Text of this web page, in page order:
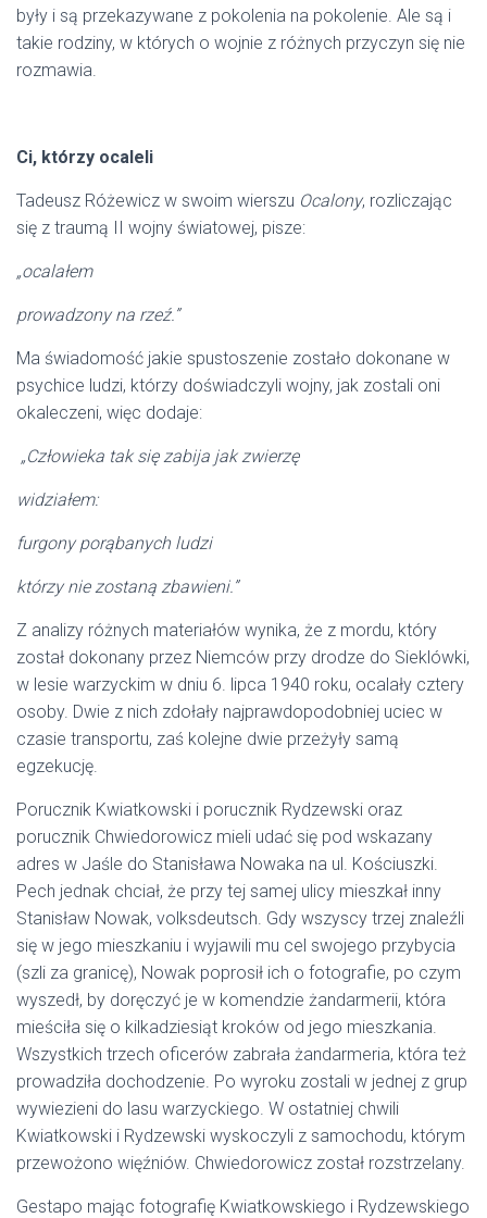
były i są przekazywane z pokolenia na pokolenie. Ale są i
takie rodziny, w których o wojnie z różnych przyczyn się nie
rozmawia.
Ci, którzy ocaleli
Tadeusz Różewicz w swoim wierszu Ocalony, rozliczając
się z traumą II wojny światowej, pisze:
„ocalałem
prowadzony na rzeź.”
Ma świadomość jakie spustoszenie zostało dokonane w
psychice ludzi, którzy doświadczyli wojny, jak zostali oni
okaleczeni, więc dodaje:
„Człowieka tak się zabija jak zwierzę
widziałem:
furgony porąbanych ludzi
którzy nie zostaną zbawieni.”
Z analizy różnych materiałów wynika, że z mordu, który
został dokonany przez Niemców przy drodze do Sieklówki,
w lesie warzyckim w dniu 6. lipca 1940 roku, ocalały cztery
osoby. Dwie z nich zdołały najprawdopodobniej uciec w
czasie transportu, zaś kolejne dwie przeżyły samą
egzekucję.
Porucznik Kwiatkowski i porucznik Rydzewski oraz
porucznik Chwiedorowicz mieli udać się pod wskazany
adres w Jaśle do Stanisława Nowaka na ul. Kościuszki.
Pech jednak chciał, że przy tej samej ulicy mieszkał inny
Stanisław Nowak, volksdeutsch. Gdy wszyscy trzej znaleźli
się w jego mieszkaniu i wyjawili mu cel swojego przybycia
(szli za granicę), Nowak poprosił ich o fotografie, po czym
wyszedł, by doręczyć je w komendzie żandarmerii, która
mieściła się o kilkadziesiąt kroków od jego mieszkania.
Wszystkich trzech oficerów zabrała żandarmeria, która też
prowadziła dochodzenie. Po wyroku zostali w jednej z grup
wywiezieni do lasu warzyckiego. W ostatniej chwili
Kwiatkowski i Rydzewski wyskoczyli z samochodu, którym
przewożono więźniów. Chwiedorowicz został rozstrzelany.
Gestapo mając fotografię Kwiatkowskiego i Rydzewskiego